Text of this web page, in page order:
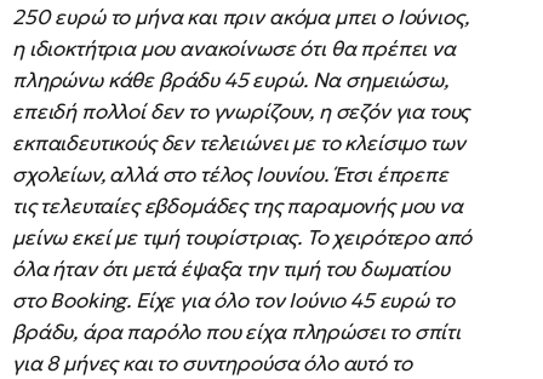
250 ευρώ το μήνα και πριν ακόμα μπει ο Ιούνιος,
η ιδιοκτήτρια μου ανακοίνωσε ότι θα πρέπει να
πληρώνω κάθε βράδυ 45 ευρώ. Να σημειώσω,
επειδή πολλοί δεν το γνωρίζουν, η σεζόν για τους
εκπαιδευτικούς δεν τελειώνει με το κλείσιμο των
σχολείων, αλλά στο τέλος Ιουνίου. Έτσι έπρεπε
τις τελευταίες εβδομάδες της παραμονής μου να
μείνω εκεί με τιμή τουρίστριας. Το χειρότερο από
όλα ήταν ότι μετά έψαξα την τιμή του δωματίου
στο Booking. Είχε για όλο τον Ιούνιο 45 ευρώ το
βράδυ, άρα παρόλο που είχα πληρώσει το σπίτι
για 8 μήνες και το συντηρούσα όλο αυτό το